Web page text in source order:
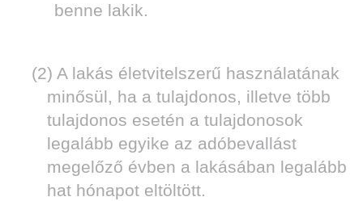
benne lakik.
(2) A lakás életvitelszerű használatának
minősül, ha a tulajdonos, illetve több
tulajdonos esetén a tulajdonosok
legalább egyike az adóbevallást
megelőző évben a lakásában legalább
hat hónapot eltöltött.